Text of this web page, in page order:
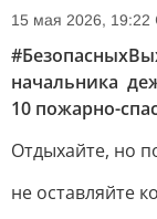
15 мая 2026, 19:22
начальника
10 пожарно-
Отдыхайте, но
не оставляйте